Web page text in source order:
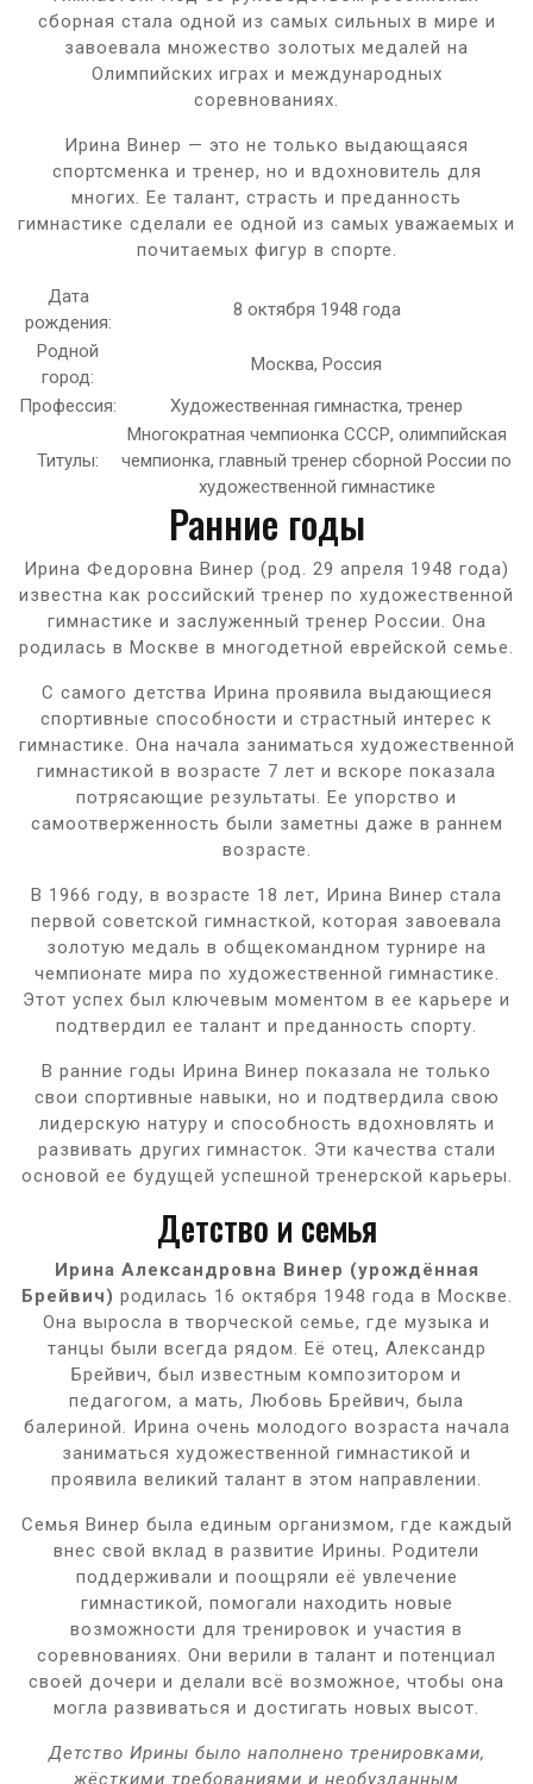
сборная стала одной из самых сильных в мире и
завоевала множество золотых медалей на
Олимпийских играх и международных
соревнованиях.
Ирина Винер — это не только выдающаяся
спортсменка и тренер, но и вдохновитель для
многих. Ее талант, страсть и преданность
гимнастике сделали ее одной из самых уважаемых и
почитаемых фигур в спорте.
Дата
рождения:
8 октября 1948 года
Родной
город:
Москва, Россия
Профессия:
Художественная гимнастка, тренер
Титулы:
Многократная чемпионка СССР, олимпийская
чемпионка, главный тренер сборной России по
художественной гимнастике
Ранние годы
Ирина Федоровна Винер (род. 29 апреля 1948 года)
известна как российский тренер по художественной
гимнастике и заслуженный тренер России. Она
родилась в Москве в многодетной еврейской семье.
С самого детства Ирина проявила выдающиеся
спортивные способности и страстный интерес к
гимнастике. Она начала заниматься художественной
гимнастикой в возрасте 7 лет и вскоре показала
потрясающие результаты. Ее упорство и
самоотверженность были заметны даже в раннем
возрасте.
В 1966 году, в возрасте 18 лет, Ирина Винер стала
первой советской гимнасткой, которая завоевала
золотую медаль в общекомандном турнире на
чемпионате мира по художественной гимнастике.
Этот успех был ключевым моментом в ее карьере и
подтвердил ее талант и преданность спорту.
В ранние годы Ирина Винер показала не только
свои спортивные навыки, но и подтвердила свою
лидерскую натуру и способность вдохновлять и
развивать других гимнасток. Эти качества стали
основой ее будущей успешной тренерской карьеры.
Детство и семья
Ирина Александровна Винер (урождённая
Брейвич) родилась 16 октября 1948 года в Москве.
Она выросла в творческой семье, где музыка и
танцы были всегда рядом. Её отец, Александр
Брейвич, был известным композитором и
педагогом, а мать, Любовь Брейвич, была
балериной. Ирина очень молодого возраста начала
заниматься художественной гимнастикой и
проявила великий талант в этом направлении.
Семья Винер была единым организмом, где каждый
внес свой вклад в развитие Ирины. Родители
поддерживали и поощряли её увлечение
гимнастикой, помогали находить новые
возможности для тренировок и участия в
соревнованиях. Они верили в талант и потенциал
своей дочери и делали всё возможное, чтобы она
могла развиваться и достигать новых высот.
Детство Ирины было наполнено тренировками,
жёсткими требованиями и необузданным